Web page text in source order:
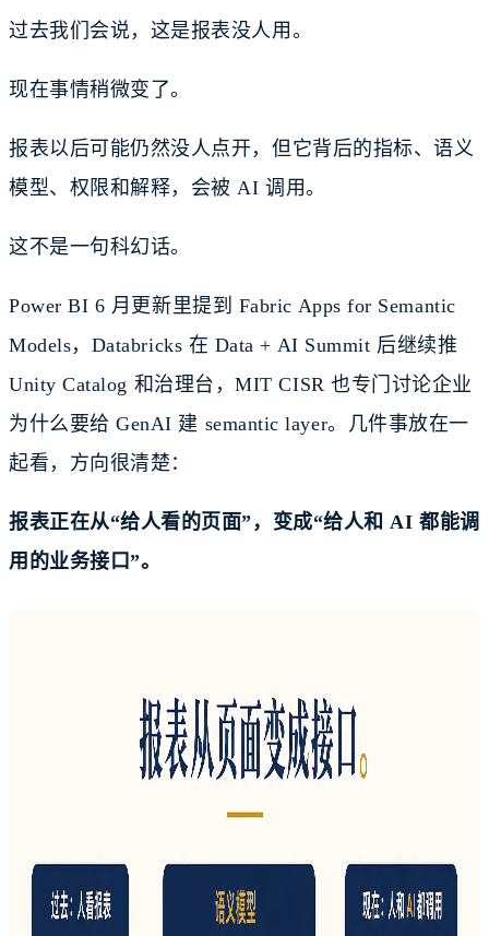
过去我们会说，这是报表没人用。
现在事情稍微变了。
报表以后可能仍然没人点开，但它背后的指标、语义
模型、权限和解释，会被 AI 调用。
这不是一句科幻话。
Power BI 6 月更新里提到 Fabric Apps for Semantic
Models，Databricks 在 Data + AI Summit 后继续推
Unity Catalog 和治理台，MIT CISR 也专门讨论企业
为什么要给 GenAI 建 semantic layer。几件事放在一
起看，方向很清楚：
报表正在从“给人看的页面”，变成“给人和 AI 都能调
用的业务接口”。